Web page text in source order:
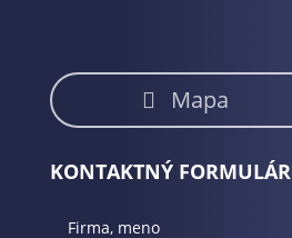
Mapa
KONTAKTNÝ FORMULÁR